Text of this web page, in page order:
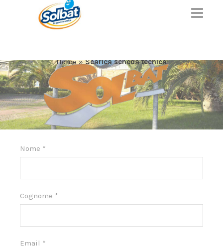
Home»Scarica scheda tecnica
Nome *
Cognome *
Email *